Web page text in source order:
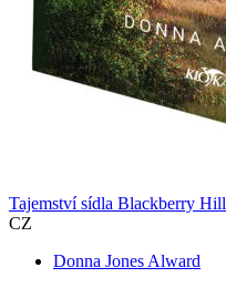
Tajemství sídla Blackberry Hill
CZ
Donna Jones Alward